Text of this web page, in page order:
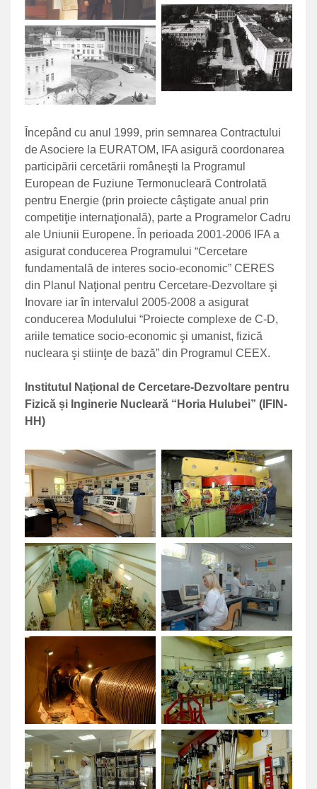
Începând cu anul 1999, prin semnarea Contractului
de Asociere la EURATOM, IFA asigură coordonarea
participării cercetării româneşti la Programul
European de Fuziune Termonucleară Controlată
pentru Energie (prin proiecte câştigate anual prin
competiţie internaţională), parte a Programelor Cadru
ale Uniunii Europene. În perioada 2001-2006 IFA a
asigurat conducerea Programului “Cercetare
fundamentală de interes socio-economic” CERES
din Planul Naţional pentru Cercetare-Dezvoltare şi
Inovare iar în intervalul 2005-2008 a asigurat
conducerea Modulului “Proiecte complexe de C-D,
ariile tematice socio-economic şi umanist, fizică
nucleara şi stiinţe de bază” din Programul CEEX.
Institutul Național de Cercetare-Dezvoltare pentru
Fizică și Inginerie Nucleară “Horia Hulubei” (IFIN-
HH)